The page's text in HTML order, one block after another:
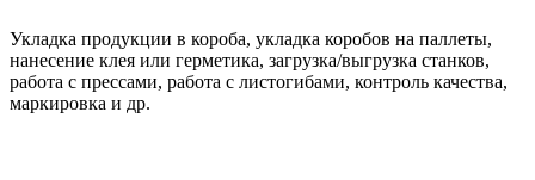
Укладка продукции в короба, укладка коробов на паллеты,
нанесение клея или герметика, загрузка/выгрузка станков,
работа с прессами, работа с листогибами, контроль качества,
маркировка и др.